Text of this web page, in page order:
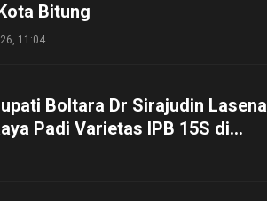
Bitung
11:04
Boltara Dr Sirajudin Lasena
Padi Varietas IPB 15S di